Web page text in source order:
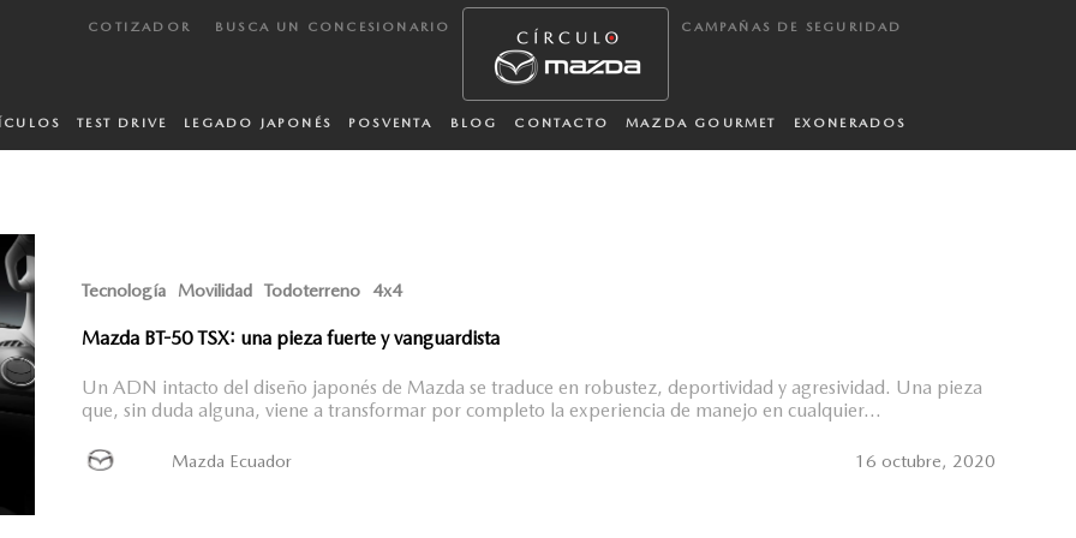
COTIZADOR BUSCA UN CONCESIONARIO CAMPAÑAS DE SEGURIDAD
TEST DRIVE LEGADO JAPONÉS POSVENTA BLOG CONTACTO MAZDA GOURMET EXONERADOS
Tecnología Movilidad Todoterreno 4x4
Mazda BT-50 TSX: una pieza fuerte y vanguardista
Un ADN intacto del diseño japonés de Mazda se traduce en robustez, deportividad y agresividad. Una pieza
que, sin duda alguna, viene a transformar por completo la experiencia de manejo en cualquier...
Mazda Ecuador 16 octubre, 2020